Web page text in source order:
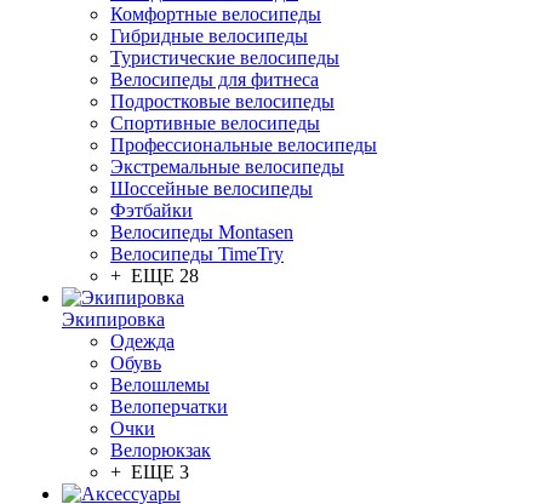
Комфортные велосипеды
Гибридные велосипеды
Туристические велосипеды
Велосипеды для фитнеса
Подростковые велосипеды
Спортивные велосипеды
Профессиональные велосипеды
Экстремальные велосипеды
Шоссейные велосипеды
Фэтбайки
Велосипеды Montasen
Велосипеды TimeTry
+ ЕЩЕ 28
Экипировка
Одежда
Обувь
Велошлемы
Велоперчатки
Очки
Велорюкзак
+ ЕЩЕ 3